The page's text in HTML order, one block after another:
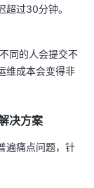
过30分钟。
同的人会提交不
维成本会变得非
决方案
遍痛点问题，针